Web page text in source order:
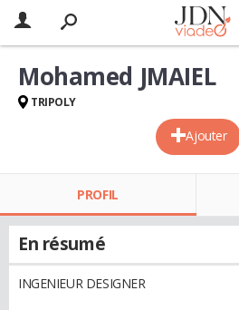
Ajouter
Mohamed JMAIEL
TRIPOLY
PROFIL
En résumé
INGENIEUR DESIGNER